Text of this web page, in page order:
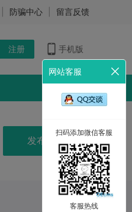
防骗中心 留言反馈
注册 手机版
发布动态
网站客服
扫码添加微信客服
客服热线